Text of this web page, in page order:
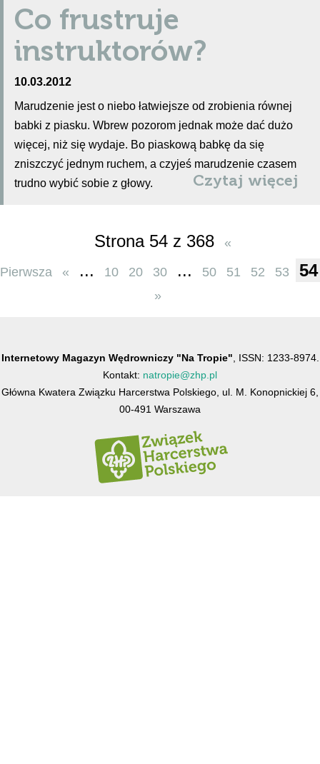
Co frustruje
instruktorów?
10.03.2012
Marudzenie jest o niebo łatwiejsze od zrobienia równej
babki z piasku. Wbrew pozorom jednak może dać dużo
więcej, niż się wydaje. Bo piaskową babkę da się
zniszczyć jednym ruchem, a czyjeś marudzenie czasem
trudno wybić sobie z głowy.
Czytaj więcej
Strona 54 z 368 «
Pierwsza « ... 10 20 30 ... 50 51 52 53 54
»
Internetowy Magazyn Wędrowniczy "Na Tropie" , ISSN: 1233-8974.
Kontakt: natropie@zhp.pl
Główna Kwatera Związku Harcerstwa Polskiego, ul. M. Konopnickiej 6,
00-491 Warszawa